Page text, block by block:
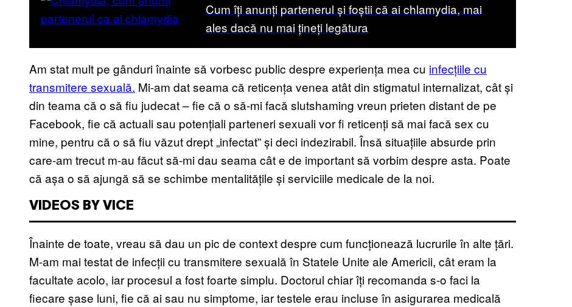
Cum îți anunți partenerul și foștii că ai chlamydia, mai
ales dacă nu mai țineți legătura
Am stat mult pe gânduri înainte să vorbesc public despre experiența mea cu infecțiile cu
transmitere sexuală. Mi-am dat seama că reticența venea atât din stigmatul internalizat, cât și
din teama că o să fiu judecat – fie că o să-mi facă slutshaming vreun prieten distant de pe
Facebook, fie că actuali sau potențiali parteneri sexuali vor fi reticenți să mai facă sex cu
mine, pentru că o să fiu văzut drept „infectat” și deci indezirabil. Însă situațiile absurde prin
care-am trecut m-au făcut să-mi dau seama cât e de important să vorbim despre asta. Poate
că așa o să ajungă să se schimbe mentalitățile și serviciile medicale de la noi.
VIDEOS BY VICE
Înainte de toate, vreau să dau un pic de context despre cum funcționează lucrurile în alte țări.
M-am mai testat de infecții cu transmitere sexuală în Statele Unite ale Americii, cât eram la
facultate acolo, iar procesul a fost foarte simplu. Doctorul chiar îți recomanda s-o faci la
fiecare șase luni, fie că ai sau nu simptome, iar testele erau incluse în asigurarea medicală